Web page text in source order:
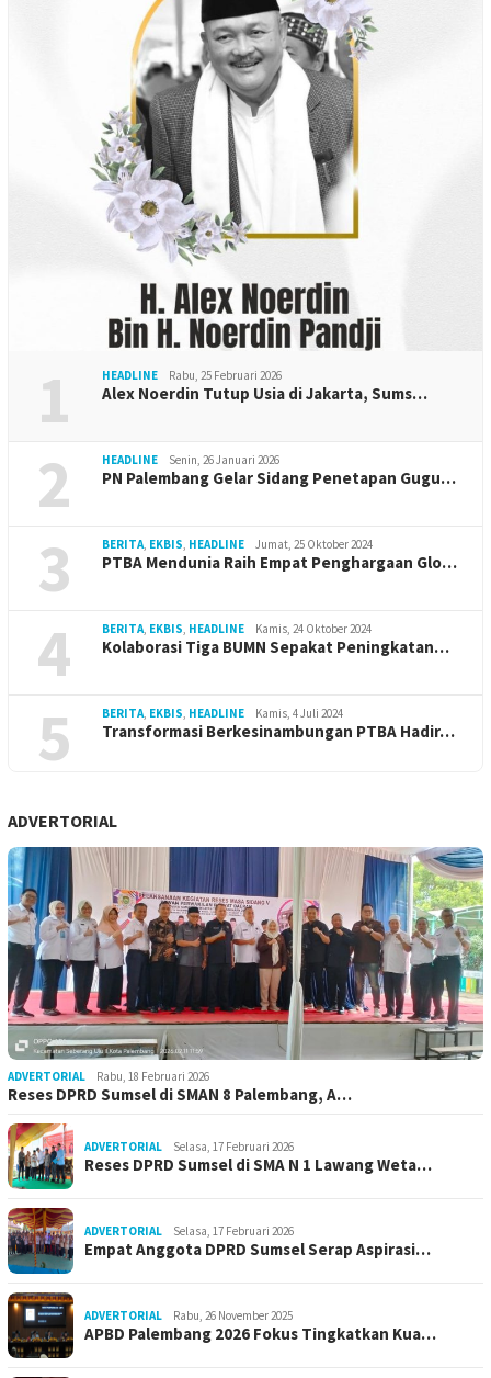
1 HEADLINE Rabu, 25 Februari 2026
Alex Noerdin Tutup Usia di Jakarta, Sums…
2 HEADLINE Senin, 26 Januari 2026
PN Palembang Gelar Sidang Penetapan Gugu…
3 BERITA, EKBIS, HEADLINE Jumat, 25 Oktober 2024
PTBA Mendunia Raih Empat Penghargaan Glo…
4 BERITA, EKBIS, HEADLINE Kamis, 24 Oktober 2024
Kolaborasi Tiga BUMN Sepakat Peningkatan…
5 BERITA, EKBIS, HEADLINE Kamis, 4 Juli 2024
Transformasi Berkesinambungan PTBA Hadir…
ADVERTORIAL
ADVERTORIAL Rabu, 18 Februari 2026
Reses DPRD Sumsel di SMAN 8 Palembang, A…
ADVERTORIAL Selasa, 17 Februari 2026
Reses DPRD Sumsel di SMA N 1 Lawang Weta…
ADVERTORIAL Selasa, 17 Februari 2026
Empat Anggota DPRD Sumsel Serap Aspirasi…
ADVERTORIAL Rabu, 26 November 2025
APBD Palembang 2026 Fokus Tingkatkan Kua…